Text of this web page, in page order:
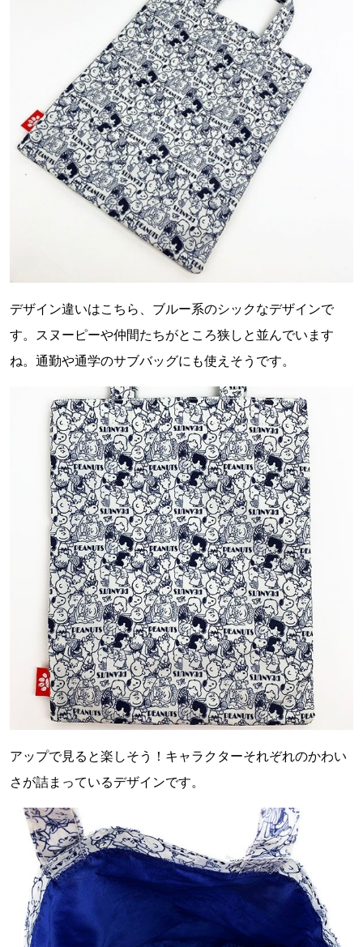
デザイン違いはこちら、ブルー系のシックなデザインで
す。スヌーピーや仲間たちがところ狭しと並んでいます
ね。通勤や通学のサブバッグにも使えそうです。
アップで見ると楽しそう！キャラクターそれぞれのかわい
さが詰まっているデザインです。